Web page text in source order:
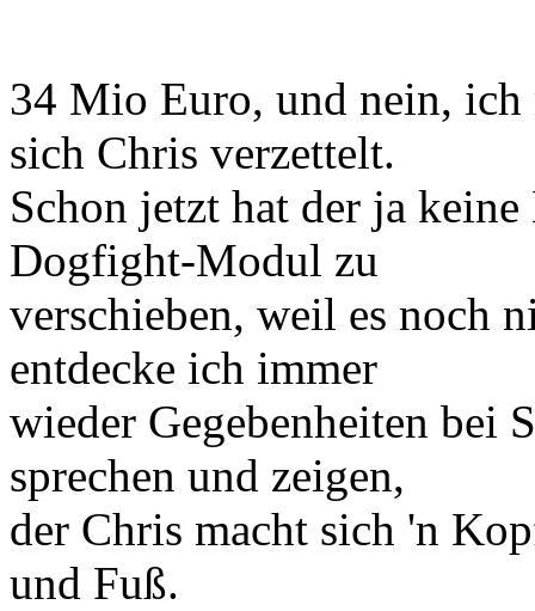
34 Mio Euro, und nein, ich
sich Chris verzettelt.
Schon jetzt hat der ja
Dogfight-Modul zu
verschieben, weil es noch
entdecke ich immer
wieder Gegebenheiten bei
sprechen und zeigen,
der Chris macht sich 'n
und Fuß.